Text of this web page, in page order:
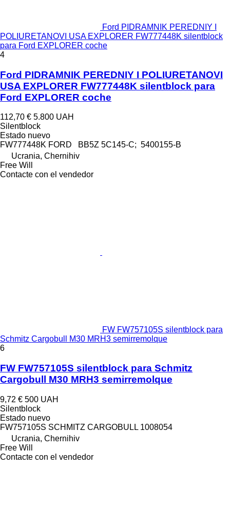
Ford PIDRAMNIK PEREDNIY I
POLIURETANOVI USA EXPLORER FW777448K silentblock
para Ford EXPLORER coche
4
Ford PIDRAMNIK PEREDNIY I POLIURETANOVI
USA EXPLORER FW777448K silentblock para
Ford EXPLORER coche
112,70 € 5.800 UAH
Silentblock
Estado nuevo
FW777448K FORD BB5Z 5C145-C; 5400155-B
Ucrania, Chernihiv
Free Will
Contacte con el vendedor
FW FW757105S silentblock para
Schmitz Cargobull M30 MRH3 semirremolque
6
FW FW757105S silentblock para Schmitz
Cargobull M30 MRH3 semirremolque
9,72 € 500 UAH
Silentblock
Estado nuevo
FW757105S SCHMITZ CARGOBULL 1008054
Ucrania, Chernihiv
Free Will
Contacte con el vendedor